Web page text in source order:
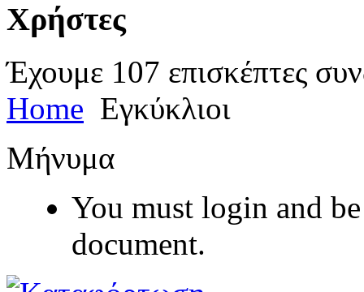
Χρήστες
Έχουμε 107 επισκέπτες
Home Εγκύκλιοι
Μήνυμα
You must login and
document.